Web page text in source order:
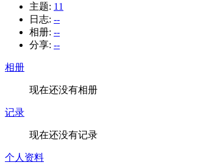
主题: 11
日志: --
相册: --
分享: --
相册
现在还没有相册
记录
现在还没有记录
个人资料